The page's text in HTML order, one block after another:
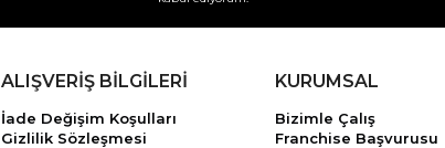
ALIŞVERİŞ BİLGİLERİ
İade Değişim Koşulları
Gizlilik Sözleşmesi
KURUMSAL
Bizimle Çalış
Franchise Başvurusu